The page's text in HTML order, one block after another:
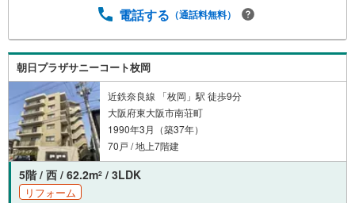
り！3.たくさんの銀行と繋がりがあるため、最も低金利に
たお家のリフォームも弊社のリフォームプランナーがご提
案！5.定期的にご連絡を繋ぎ、有事の際に迅速にサポート
いたします弊社は専門家同士が連携をとっているため、よ
り多くの知見がございますお気軽にお問合せください！
電話する （通話料無料）
朝日プラザサニーコート枚岡
近鉄奈良線 「枚岡」駅 徒歩9分
大阪府東大阪市南荘町
1990年3月（築37年）
70戸 / 地上7階建
5階 / 西 / 62.2m2 / 3LDK
リフォーム